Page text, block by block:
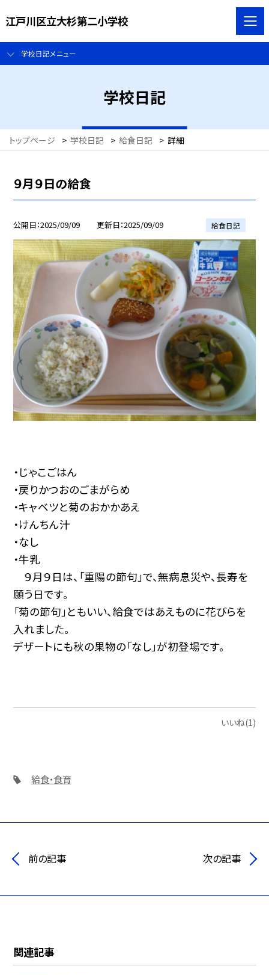
江戸川区立大杉第二小学校
学校日記メニュー
学校日記
トップページ > 学校日記 > 給食日記 > 詳細
９月９日の給食
公開日 2025/09/09 更新日 2025/09/09 給食日記
・じゃこごはん
・戻りかつおのごまがらめ
・キャベツと菊のおかかあえ
・けんちん汁
・なし
・牛乳
９月９日は、「重陽の節句」で、無病息災や、長寿を
願う日です。
「菊の節句」ともいい、給食ではあえものに花びらを
入れました。
デザートにも秋の果物の「なし」が初登場です。
いいね(1)
給食・食育
前の記事 次の記事
関連記事